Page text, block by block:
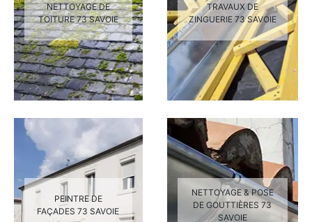
NETTOYAGE DE
TOITURE 73 SAVOIE
TRAVAUX DE
ZINGUERIE 73 SAVOIE
PEINTRE DE
FAÇADES 73 SAVOIE
NETTOYAGE & POSE
DE GOUTTIÈRES 73
SAVOIE